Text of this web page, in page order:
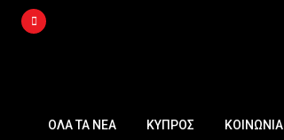
Skip
ΟΛΑ ΤΑ ΝΕΑ ΚΥΠΡΟΣ ΚΟΙΝΩΝΙΑ